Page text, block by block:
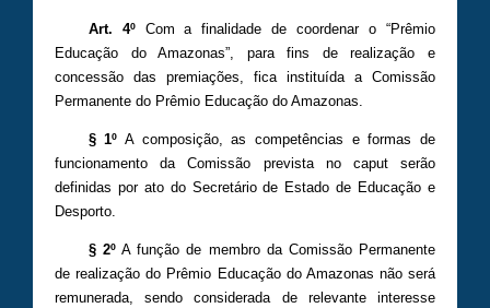
Art. 4ºCom a finalidade de coordenar o “Prêmio
Educação do Amazonas”, para fins de realização e
concessão das premiações, fica instituída a Comissão
Permanente do Prêmio Educação do Amazonas.
§ 1º A composição, as competências e formas de
funcionamento da Comissão prevista no caput serão
definidas por ato do Secretário de Estado de Educação e
Desporto.
§ 2ºA função de membro da Comissão Permanente
de realização do Prêmio Educação do Amazonas não será
remunerada, sendo considerada de relevante interesse